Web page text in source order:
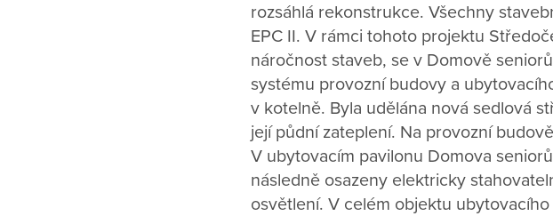
rozsáhlá rekonstrukce. Všechny
EPC II. V rámci tohoto projektu
náročnost staveb, se v Domově
systému provozní budovy a
v kotelně. Byla udělána nová sedlová
její půdní zateplení. Na provozní
V ubytovacím pavilonu Domova
následně osazeny elektricky
osvětlení. V celém objektu